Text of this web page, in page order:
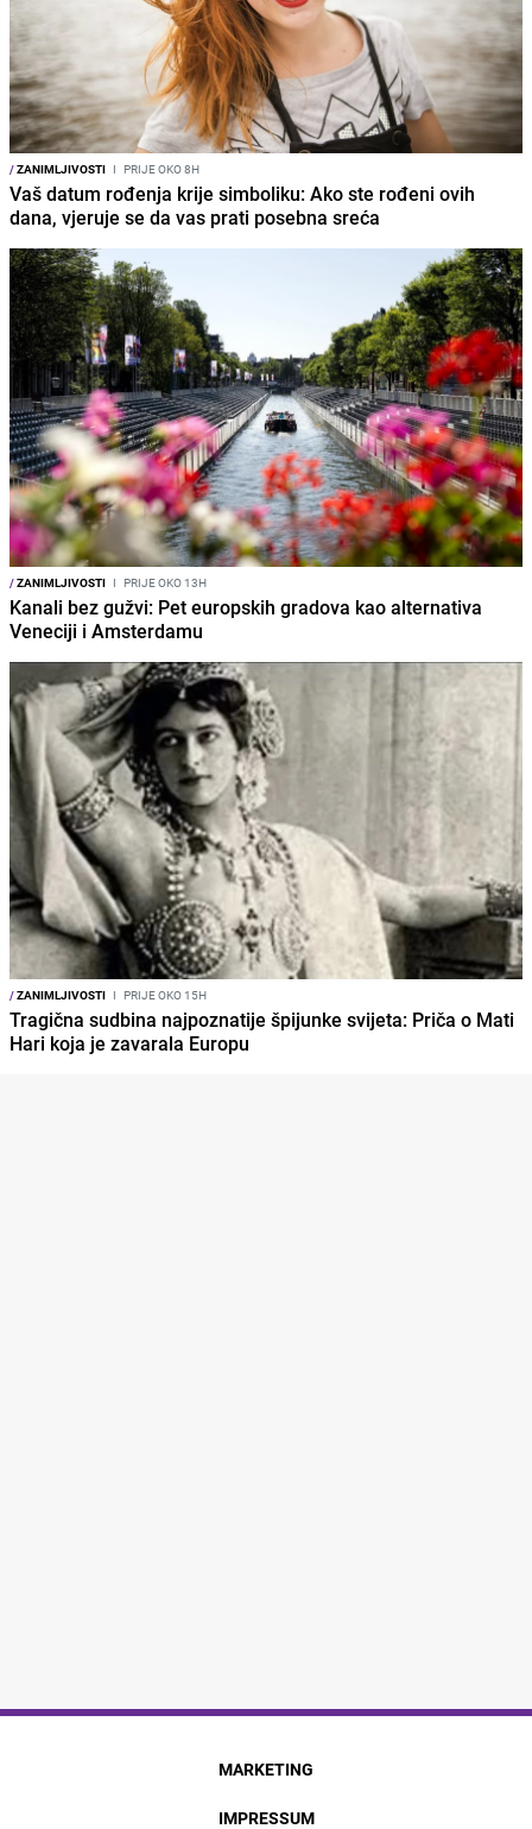
/ZANIMLJIVOSTI I PRIJE OKO 8H
Vaš datum rođenja krije simboliku: Ako ste rođeni ovih
dana, vjeruje se da vas prati posebna sreća
/ZANIMLJIVOSTI I PRIJE OKO 13H
Kanali bez gužvi: Pet europskih gradova kao alternativa
Veneciji i Amsterdamu
/ZANIMLJIVOSTI I PRIJE OKO 15H
Tragična sudbina najpoznatije špijunke svijeta: Priča o Mati
Hari koja je zavarala Europu
MARKETING
IMPRESSUM